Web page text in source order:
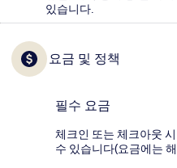
있습니다.
요금 및 정책
필수 요금
체크인 또는 체크아웃
수 있습니다(요금에는